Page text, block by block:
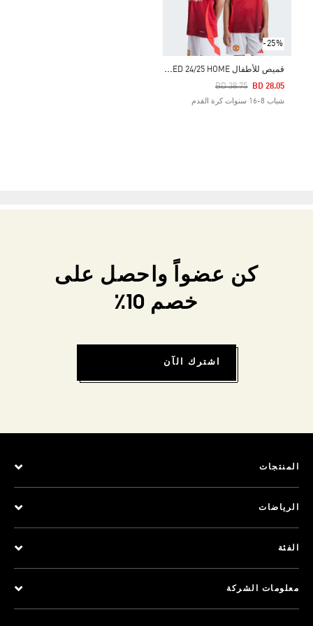
-25%
ق
ميص للأطفال MANCHESTER UNITED 24/25 HOME
Price Reduced From
BD 38.75
To BD 28.05
شباب 8-16 سنوات كرة القدم
كن عضواً واحصل على
خصم 10٪
اشترك الآن
المنتجات
الرياضات
الفئة
معلومات الشركة